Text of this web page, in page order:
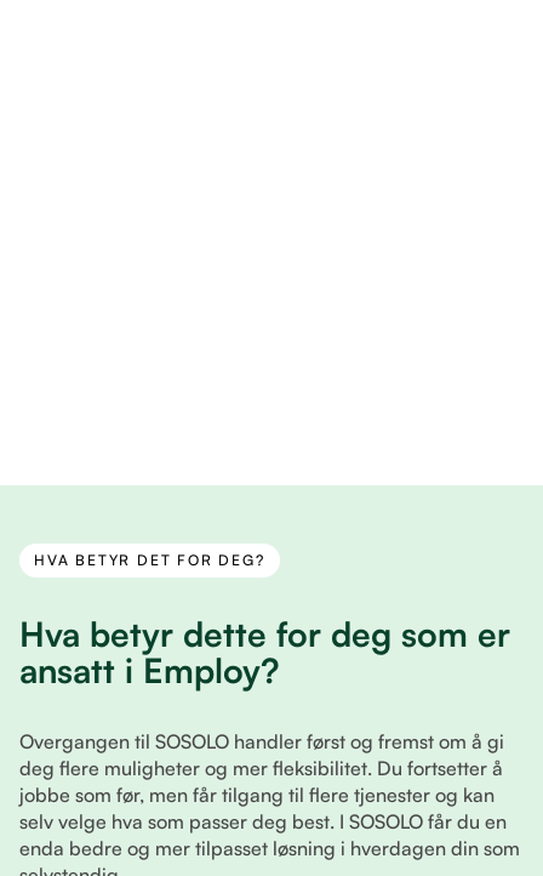
HVA BETYR DET FOR DEG?
Hva betyr dette for deg som er
ansatt i Employ?
Overgangen til SOSOLO handler først og fremst om å gi
deg flere muligheter og mer fleksibilitet. Du fortsetter å
jobbe som før, men får tilgang til flere tjenester og kan
selv velge hva som passer deg best. I SOSOLO får du en
enda bedre og mer tilpasset løsning i hverdagen din som